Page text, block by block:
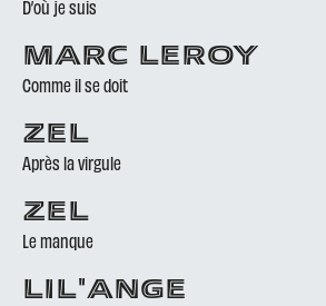
D’où je suis
MARC LEROY
Comme il se doit
ZEL
Après la virgule
ZEL
Le manque
LIL'ANGE